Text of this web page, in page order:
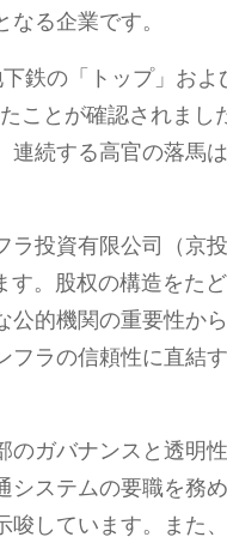
る企業です。
鉄の「トップ」お
ことが確認されま
続する高官の落馬
投資有限公司（京
。股权の構造をた
的機関の重要性か
ラの信頼性に直結
ガバナンスと透明
ステムの要職を務
しています。また